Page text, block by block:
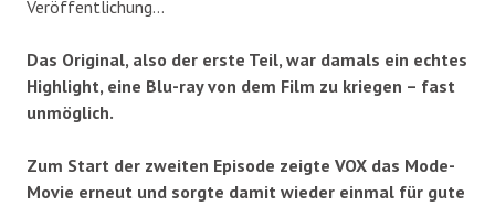
Veröffentlichung…
Das Original, also der erste Teil, war damals ein echtes
Highlight, eine Blu-ray von dem Film zu kriegen – fast
unmöglich.
Zum Start der zweiten Episode zeigte VOX das Mode-
Movie erneut und sorgte damit wieder einmal für gute